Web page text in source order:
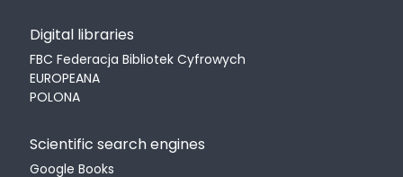
Digital libraries
FBC Federacja Bibliotek Cyfrowych
EUROPEANA
POLONA
Scientific search engines
Google Books